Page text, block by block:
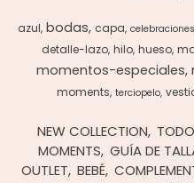
azul bodas capa celebraciones
detalle-lazo hilo hueso
momentos-especiales
moments terciopelo
NEW COLLECTION TODO
MOMENTS GUÍA DE
OUTLET BEBÉ